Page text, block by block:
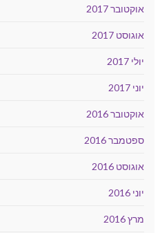
אוקטובר 2017
אוגוסט 2017
יולי 2017
יוני 2017
אוקטובר 2016
ספטמבר 2016
אוגוסט 2016
יוני 2016
מרץ 2016